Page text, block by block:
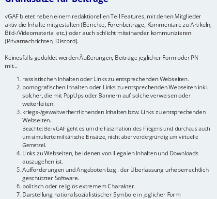
vGAF bietet neben einem redaktionellen Teil Features, mit denen Mitglieder
aktiv die Inhalte mitgestalten (Berichte, Forenbeiträge, Kommentare zu Artikeln,
Bild-/Videomaterial etc.) oder auch schlicht miteinander kommunizieren
(Privatnachrichten, Discord).
Keinesfalls geduldet werden Äußerungen, Beiträge jeglicher Form oder PN
mit...
rassistischen Inhalten oder Links zu entsprechenden Webseiten.
pornografischen Inhalten oder Links zu entsprechenden Webseiten inkl.
solcher, die mit PopUps oder Bannern auf solche verweisen oder
weiterleiten.
kriegs-/gewaltverherrlichenden Inhalten bzw. Links zu entsprechenden
Webseiten.
Beachte: Bei vGAF geht es um die Faszination des Fliegens und durchaus auch
um simulierte militärische Einsätze, nicht aber vordergründig um virtuelle
Gemetzel.
Links zu Webseiten, bei denen von illegalen Inhalten und Downloads
auszugehen ist.
Aufforderungen und Angeboten bzgl. der Überlassung urheberrechtlich
geschützter Software.
politisch oder religiös extremem Charakter.
Darstellung nationalsozialistischer Symbole in jeglicher Form